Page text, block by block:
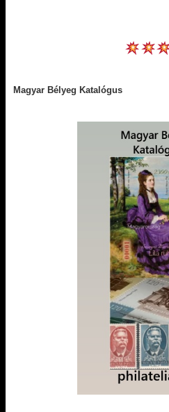
Magyar Bélyeg Katalógus